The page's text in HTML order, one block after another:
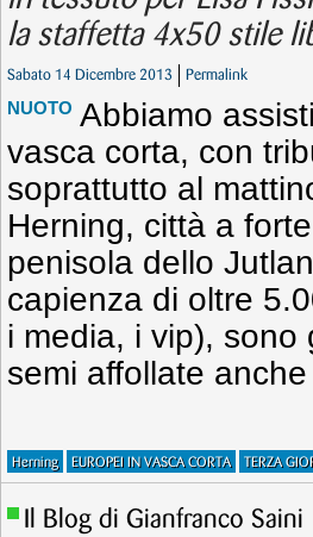
la staffetta 4x50 stile
Sabato 14 Dicembre 2013 Permalink
NUOTO Abbiamo
vasca corta, con
soprattutto al
Herning, città a
penisola dello
capienza di oltre
i media, i vip), sono
semi affollate
Herning EUROPEI IN VASCA CORTA TERZA
Il Blog di Gianfranco Saini